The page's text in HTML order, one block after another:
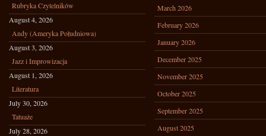
Rubryka Czytelników
August 4, 2026
Andy (Ameryka Południowa)
August 3, 2026
Jazz i Improwizacja
August 1, 2026
Literatura
July 30, 2026
Tatuaże
July 28, 2026
March 2026
February 2026
January 2026
December 2025
November 2025
October 2025
September 2025
August 2025